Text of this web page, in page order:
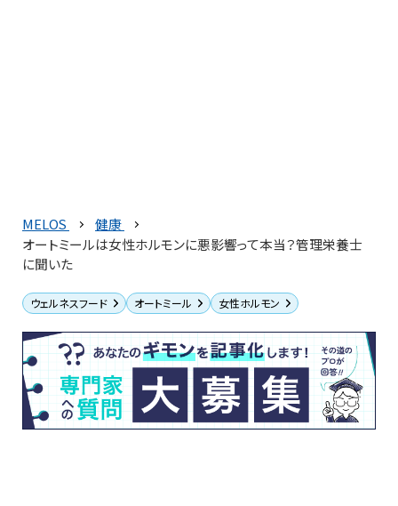
MELOS
健康
オートミールは女性ホルモンに悪影響って本当？管理栄養士
に聞いた
ウェルネスフード オートミール 女性ホルモン